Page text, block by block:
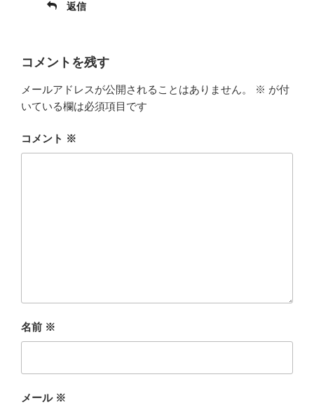
返信
コメントを残す
メールアドレスが公開されることはありません。 ※ が付
いている欄は必須項目です
コメント ※
名前 ※
メール ※